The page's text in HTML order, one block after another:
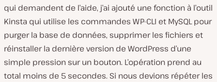
qui demandent de l’aide, j’ai ajouté une fonction à l’outil
Kinsta qui utilise les commandes WP-CLI et MySQL pour
purger la base de données, supprimer les fichiers et
réinstaller la dernière version de WordPress d’une
simple pression sur un bouton. L’opération prend au
total moins de 5 secondes. Si nous devions répéter les